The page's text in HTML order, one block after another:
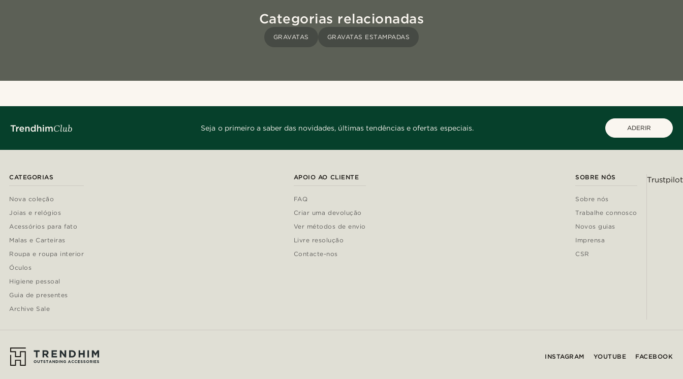
Categorias relacionadas
GRAVATAS GRAVATAS ESTAMPADAS
Seja o primeiro a saber das novidades, últimas tendências e ofertas especiais. ADERIR
CATEGORIAS
Nova coleção
Joias e relógios
Acessórios para fato
Malas e Carteiras
Roupa e roupa interior
Óculos
Higiene pessoal
Guia de presentes
Archive Sale
APOIO AO CLIENTE
FAQ
Criar uma devolução
Ver métodos de envio
Livre resolução
Contacte-nos
SOBRE NÓS
Sobre nós
Trabalhe connosco
Novos guias
Imprensa
CSR
Trustpilot
INSTAGRAM YOUTUBE FACEBOOK